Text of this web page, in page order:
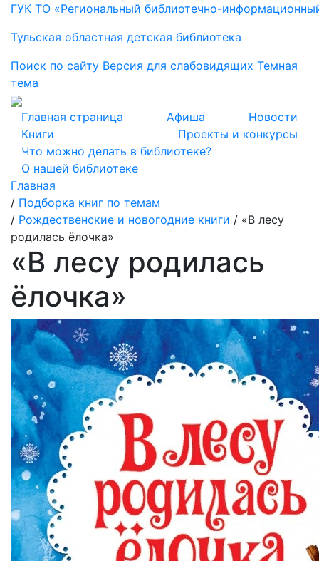
ГУК ТО «Региональный библиотечно-
Тульская областная детская библиотека
Поиск по сайту Версия для слабовидящих Темная
тема
Главная страница Афиша
Новости
Книги
Проекты и конкурсы
Что можно делать в библиотеке?
О нашей библиотеке
Главная
/ Подборка книг по темам
/ Рождественские и новогодние книги / «В лесу
родилась ёлочка»
«В лесу родилась
ёлочка»